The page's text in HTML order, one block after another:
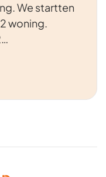
We startten
woning.